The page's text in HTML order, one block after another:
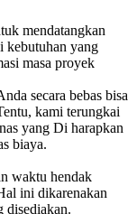
mendatangkan
kebutuhan yang
masa proyek
secara bebas bisa
kami terungkai
yang Di harapkan
biaya.
waktu hendak
ini dikarenakan
disediakan.